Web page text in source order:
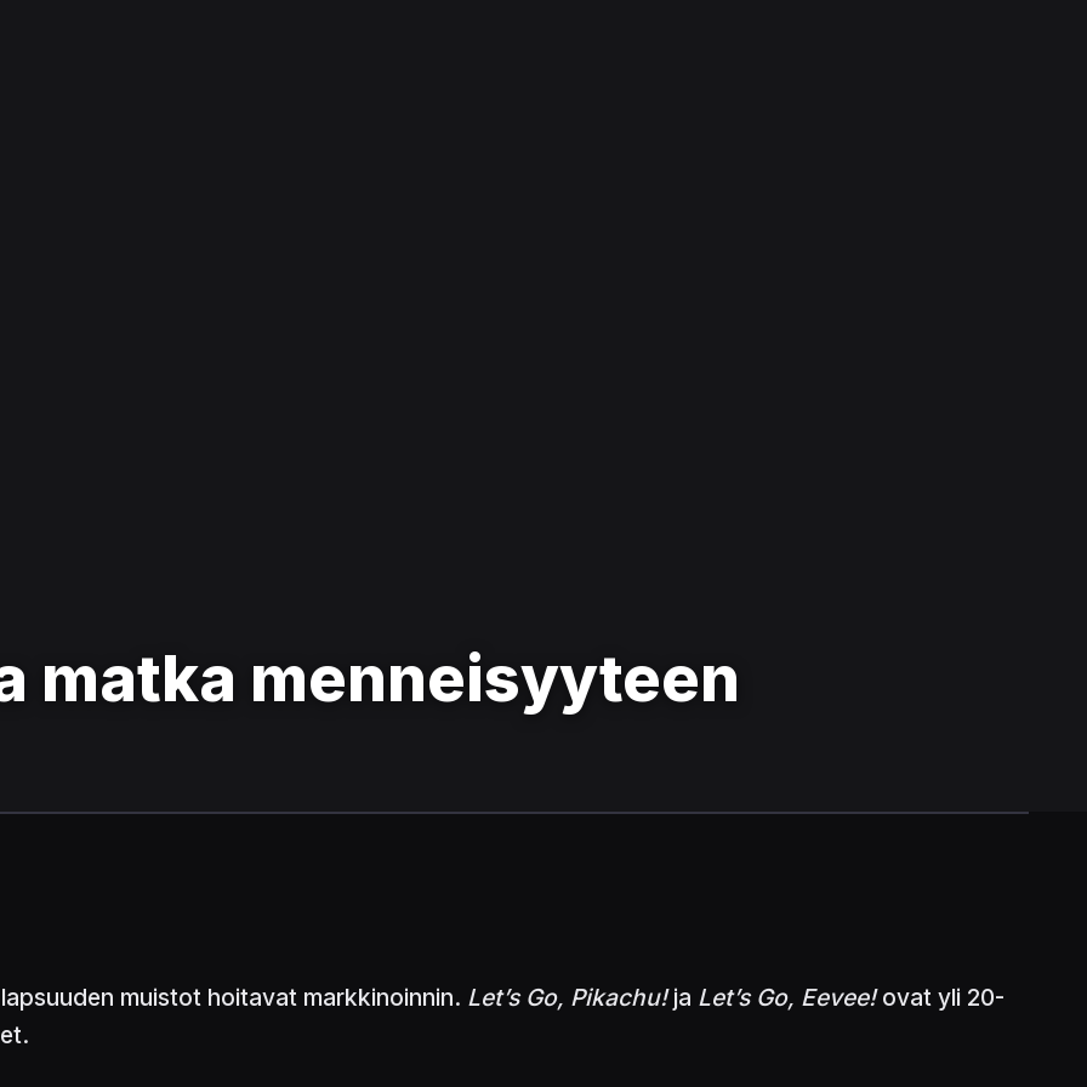
matka menneisyyteen
muistot hoitavat markkinoinnin. Let’s Go, Pikachu!ja Let’s Go, Eevee!ovat yli 20-